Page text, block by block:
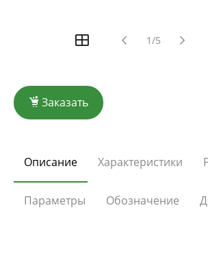
1/5
Заказать
Описание Характеристики
Параметры Обозначение